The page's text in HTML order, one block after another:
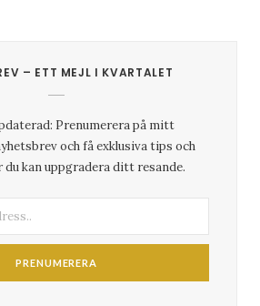
– ETT MEJL I KVARTALET
Prenumerera på mitt
och få exklusiva tips och
kan uppgradera ditt resande.